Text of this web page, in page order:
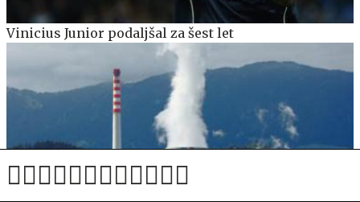
Vinicius Junior podaljšal za šest let